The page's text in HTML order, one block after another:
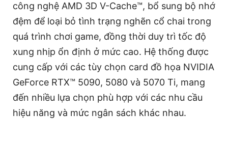
công nghệ AMD 3D V-Cache™, bổ sung bộ nhớ
đệm để loại bỏ tình trạng nghẽn cổ chai trong
quá trình chơi game, đồng thời duy trì tốc độ
xung nhịp ổn định ở mức cao. Hệ thống được
cung cấp với các tùy chọn card đồ họa NVIDIA
GeForce RTX™ 5090, 5080 và 5070 Ti, mang
đến nhiều lựa chọn phù hợp với các nhu cầu
hiệu năng và mức ngân sách khác nhau.